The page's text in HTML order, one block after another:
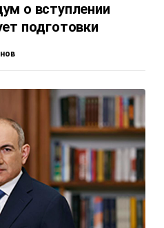
о вступлении
подготовки